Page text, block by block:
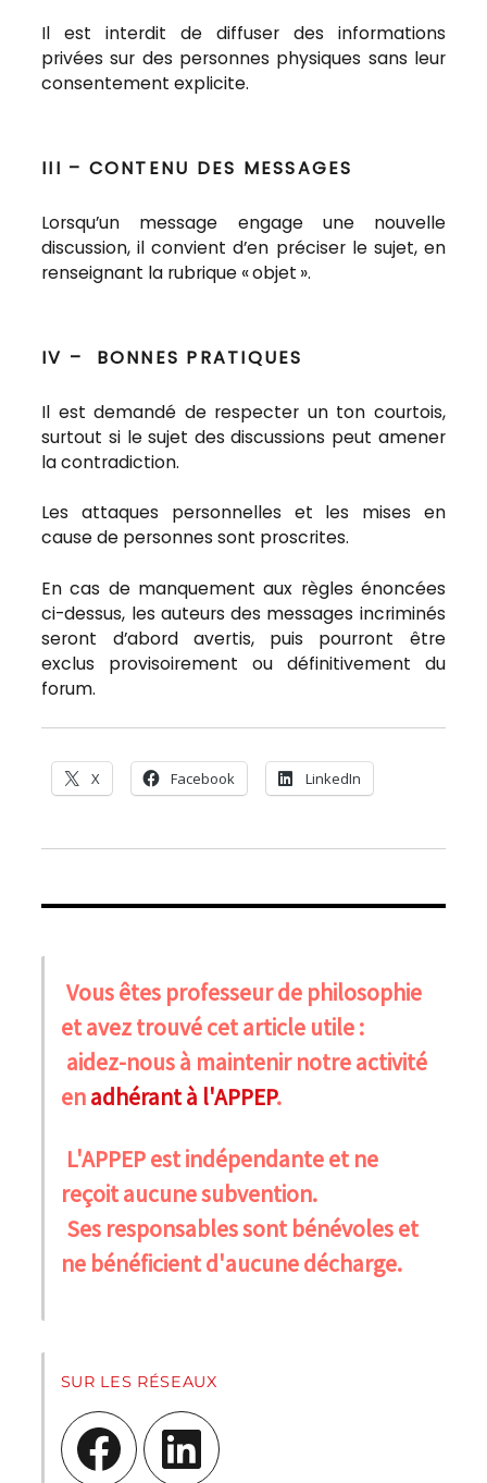
Il est interdit de diffuser des informations
privées sur des personnes physiques sans leur
consentement explicite.
III – CONTENU DES MESSAGES
Lorsqu’un message engage une nouvelle
discussion, il convient d’en préciser le sujet, en
renseignant la rubrique « objet ».
IV – BONNES PRATIQUES
Il est demandé de respecter un ton courtois,
surtout si le sujet des discussions peut amener
la contradiction.
Les attaques personnelles et les mises en
cause de personnes sont proscrites.
En cas de manquement aux règles énoncées
ci-dessus, les auteurs des messages incriminés
seront d’abord avertis, puis pourront être
exclus provisoirement ou définitivement du
forum.
X Facebook LinkedIn
Vous êtes professeur de philosophie
et avez trouvé cet article utile :
aidez-nous à maintenir notre activité
enadhérant à l'APPEP.
L'APPEP est indépendante et ne
reçoit aucune subvention.
Ses responsables sont bénévoles et
ne bénéficient d'aucune décharge.
SUR LES RÉSEAUX
Facebook LinkedIn